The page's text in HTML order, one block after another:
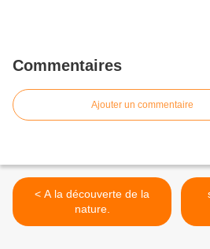
Commentaires
Ajouter un commentaire
< A la découverte de la
nature.